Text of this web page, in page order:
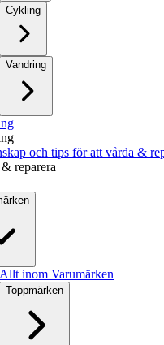
Cykling
Vandring
och tips för att vårda &
reparera
Allt inom Varumärken
Toppmärken